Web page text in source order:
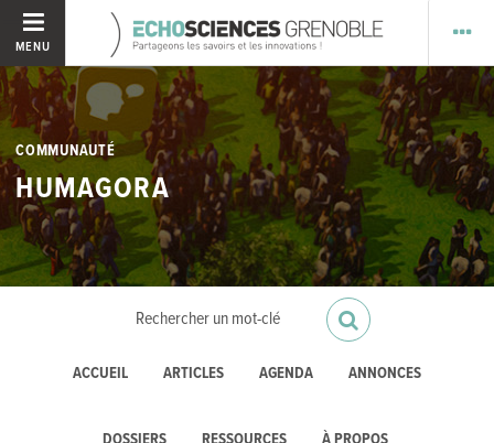
MENU
COMMUNAUTÉ
HUMAGORA
ACCUEIL ARTICLES AGENDA ANNONCES